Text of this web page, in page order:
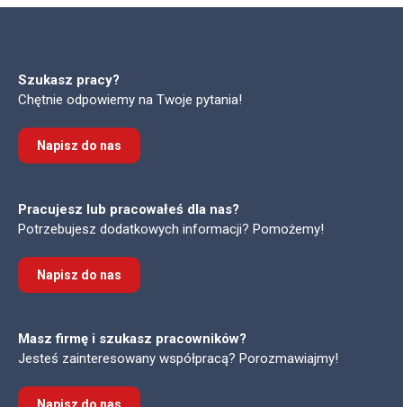
Szukasz pracy?
Chętnie odpowiemy na Twoje pytania!
Napisz do nas
Pracujesz lub pracowałeś dla nas?
Potrzebujesz dodatkowych informacji? Pomożemy!
Napisz do nas
Masz firmę i szukasz pracowników?
Jesteś zainteresowany współpracą? Porozmawiajmy!
Napisz do nas